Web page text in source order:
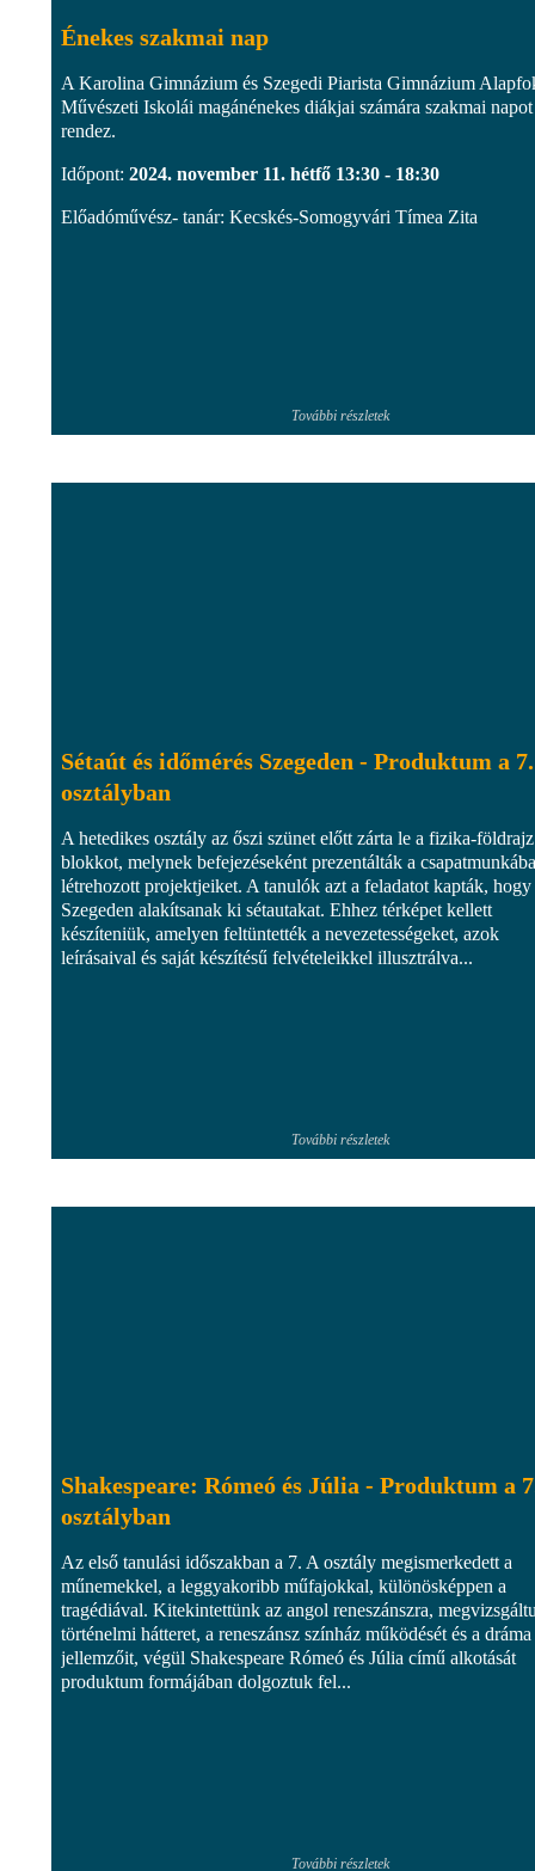
Énekes szakmai nap
A Karolina Gimnázium és Szegedi Piarista Gimnázium
Művészeti Iskolái magánénekes diákjai számára szakmai napot
rendez.
Időpont: 2024. november 11. hétfő 13:30 - 18:30
Előadóművész- tanár: Kecskés-Somogyvári Tímea Zita
További részletek
Sétaút és időmérés Szegeden - Produktum a
osztályban
A hetedikes osztály az őszi szünet előtt zárta le a fizika-földrajz
blokkot, melynek befejezéseként prezentálták a
létrehozott projektjeiket. A tanulók azt a feladatot kapták, hogy
Szegeden alakítsanak ki sétautakat. Ehhez térképet kellett
készíteniük, amelyen feltüntették a nevezetességeket, azok
leírásaival és saját készítésű felvételeikkel illusztrálva...
További részletek
Shakespeare: Rómeó és Júlia - Produktum a
osztályban
Az első tanulási időszakban a 7. A osztály megismerkedett a
műnemekkel, a leggyakoribb műfajokkal, különösképpen a
tragédiával. Kitekintettünk az angol reneszánszra,
történelmi hátteret, a reneszánsz színház működését és a dráma
jellemzőit, végül Shakespeare Rómeó és Júlia című alkotását
produktum formájában dolgoztuk fel...
További részletek